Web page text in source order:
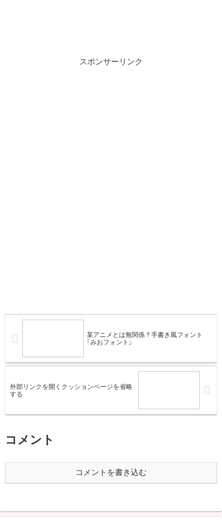
スポンサーリンク
某アニメとは無関係？手書き風フォント
「みおフォント」
外部リンクを開くクッションページを省略
する
コメント
コメントを書き込む